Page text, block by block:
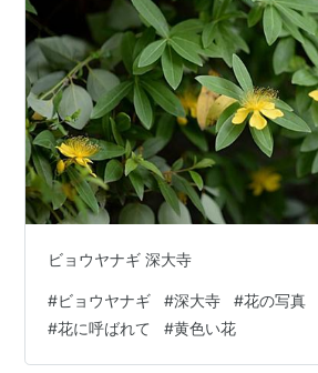
ビョウヤナギ 深大寺
#ビョウヤナギ #深大寺 #花の写真
#花に呼ばれて #黄色い花